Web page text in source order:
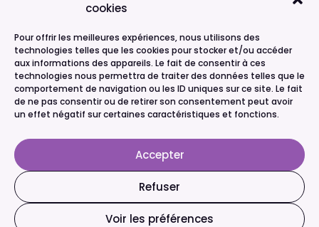
cookies
Pour offrir les meilleures expériences, nous utilisons des
technologies telles que les cookies pour stocker et/ou accéder
aux informations des appareils. Le fait de consentir à ces
technologies nous permettra de traiter des données telles que le
comportement de navigation ou les ID uniques sur ce site. Le fait
de ne pas consentir ou de retirer son consentement peut avoir
un effet négatif sur certaines caractéristiques et fonctions.
Accepter
Refuser
Voir les préférences
dorian@acquido.io

Suivez-nous sur LinkedIn
Mentions légales
Conditions générales